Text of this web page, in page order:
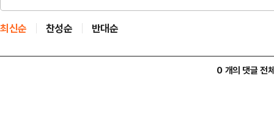
최신순 찬성순 반대순
0 개의 댓글 전